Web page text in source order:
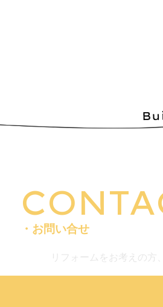
・お問い合せ
リフォームをお考えの方